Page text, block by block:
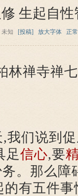
生起自性
未知 [投稿] 放大字体 正常
禅寺禅
们说到促
足信心,要
。那么障
的有五件